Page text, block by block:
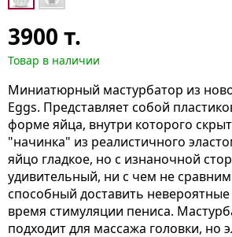
3900 т.
Товар в наличии
Миниатюрный мастурбатор из
Eggs. Представляет собой
форме яйца, внутри которого
"начинка" из реалистичного
яйцо гладкое, но с изнаночной
удивительный, ни с чем не
способный доставить
время стимуляции пениса.
подходит для массажа головки, но